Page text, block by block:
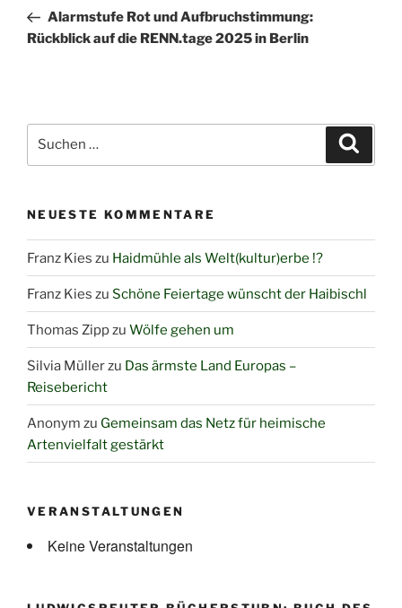
Beitrag
Alarmstufe Rot und Aufbruchstimmung:
Rückblick auf die RENN.tage 2025 in Berlin
nach:
NEUESTE KOMMENTARE
Franz Kies zu Haidmühle als Welt(kultur)erbe !?
Franz Kies zu Schöne Feiertage wünscht der Haibischl
Thomas Zippzu Wölfe gehen um
Silvia Müllerzu Das ärmste Land Europas –
Reisebericht
Anonym zu Gemeinsam das Netz für heimische
Artenvielfalt gestärkt
VERANSTALTUNGEN
Keine Veranstaltungen